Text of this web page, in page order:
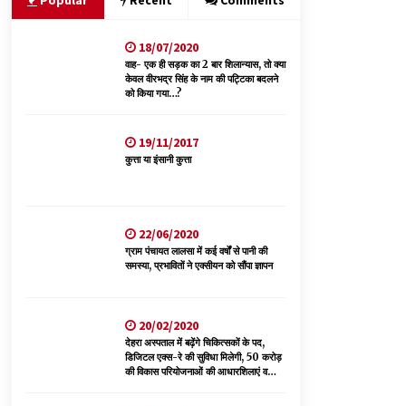
हिमाचल सरकार मछुआरों को नावों और मछली पकड़ने के
उपकरणों पर डे रही 70 से 90% तक सब्सिडी
08/08/2026
हमला, मांगा इस्तीफा
08/08/2026
सरकार ने सेब उत्पादकों की तोड़ी कमर- संदीपनी
07/08/2026
18/07/2020
वाह- एक ही सड़क का 2 बार शिलान्यास, तो क्या
केवल वीरभद्र सिंह के नाम की पट्टिका बदलने
को किया गया…?
19/11/2017
कुत्ता या इंसानी कुत्ता
22/06/2020
ग्राम पंचायत लालसा में कई वर्षों से पानी की
समस्या, प्रभावितों ने एक्सीयन को सौंपा ज्ञापन
20/02/2020
देहरा अस्पताल में बढ़ेंगे चिकित्सकों के पद,
डिजिटल एक्स-रे की सुविधा मिलेगी, 50 करोड़
की विकास परियोजनाओं की आधारशिलाएं व